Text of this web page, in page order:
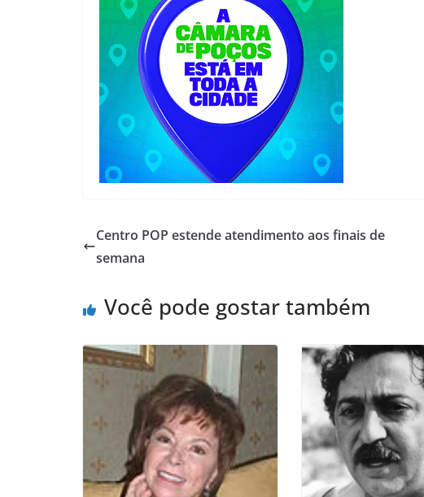
Centro POP estende atendimento aos finais de
semana
Você pode gostar também